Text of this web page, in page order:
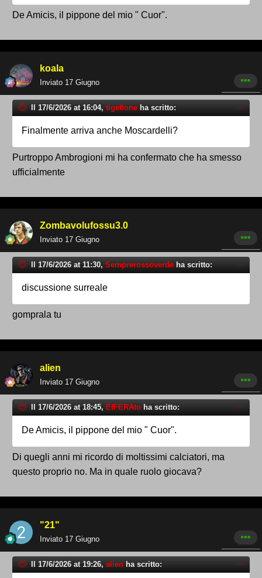
De Amicis, il pippone del mio " Cuor".
koala
Inviato 17 Giugno
Il 17/6/2026 at 16:04, tigellone ha scritto:
Finalmente arriva anche Moscardelli?
Purtroppo Ambrogioni mi ha confermato che ha smesso
ufficialmente
Zombavolufossu3.0
Inviato 17 Giugno
Il 17/6/2026 at 11:30, Semprerossoverde ha scritto:
discussione surreale
gomprala tu
alien
Inviato 17 Giugno
Il 17/6/2026 at 18:45, EfFERAto ha scritto:
De Amicis, il pippone del mio " Cuor".
Di quegli anni mi ricordo di moltissimi calciatori, ma
questo proprio no. Ma in quale ruolo giocava?
"21"
Inviato 17 Giugno
Il 17/6/2026 at 19:26, alien ha scritto: